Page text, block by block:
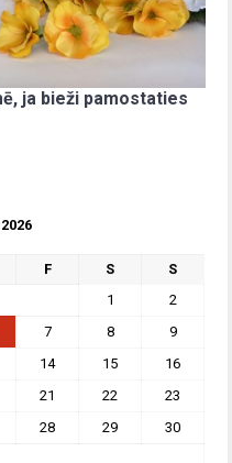
ja bieži pamostaties
F S
S
1
2
7 8
9
14 15
16
21 22
23
28 29
30